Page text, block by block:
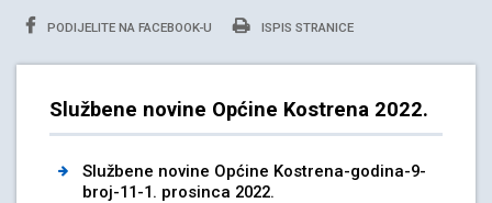
PODIJELITE NA FACEBOOK-U ISPIS STRANICE
Službene novine Općine Kostrena 2022.
Službene novine Općine Kostrena-godina-9-
broj-11-1. prosinca 2022.